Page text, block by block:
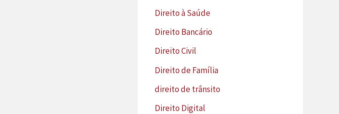
Direito à Saúde
Direito Bancário
Direito Civil
Direito de Família
direito de trânsito
Direito Digital